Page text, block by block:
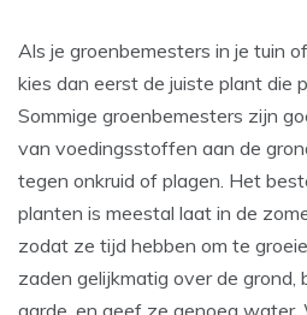
Als je groenbemesters in je tuin
kies dan eerst de juiste plant die
Sommige groenbemesters zijn
van voedingsstoffen aan de
tegen onkruid of plagen. Het
planten is meestal laat in de
zodat ze tijd hebben om te
zaden gelijkmatig over de grond,